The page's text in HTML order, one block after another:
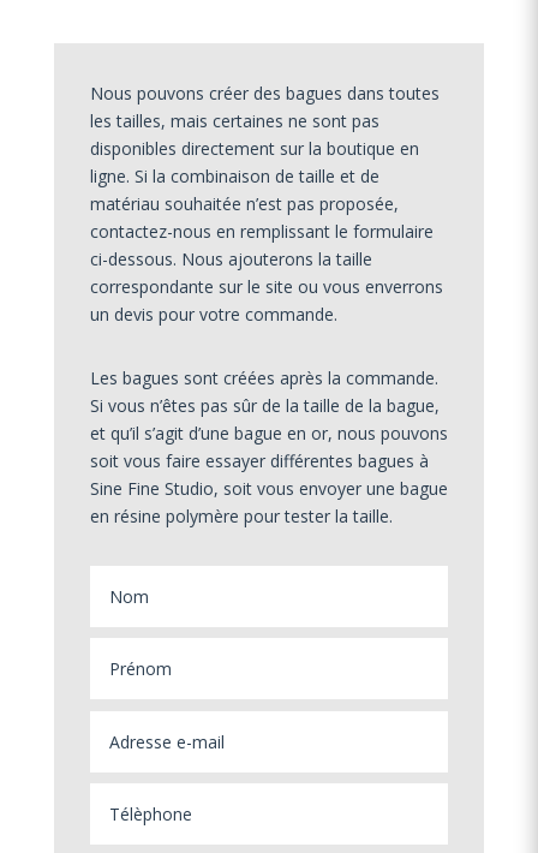
Nous pouvons créer des bagues dans toutes
les tailles, mais certaines ne sont pas
disponibles directement sur la boutique en
ligne. Si la combinaison de taille et de
matériau souhaitée n’est pas proposée,
contactez-nous en remplissant le formulaire
ci-dessous. Nous ajouterons la taille
correspondante sur le site ou vous enverrons
un devis pour votre commande.
Les bagues sont créées après la commande.
Si vous n’êtes pas sûr de la taille de la bague,
et qu’il s’agit d’une bague en or, nous pouvons
soit vous faire essayer différentes bagues à
Sine Fine Studio, soit vous envoyer une bague
en résine polymère pour tester la taille.